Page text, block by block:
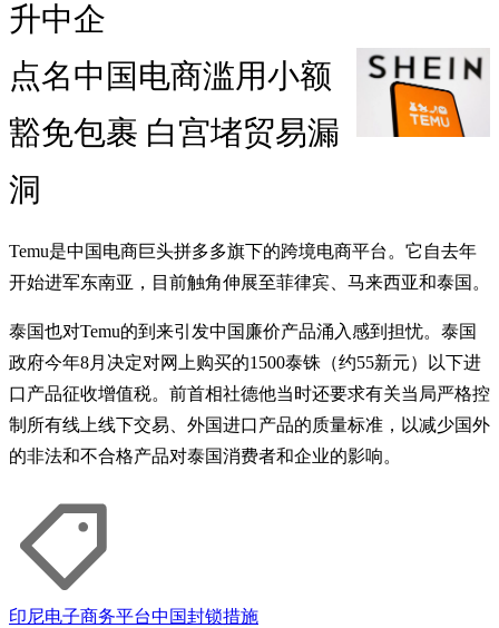
升中企
点名中国电商滥用小额
豁免包裹 白宫堵贸易漏
洞
Temu是中国电商巨头拼多多旗下的跨境电商平台。它自去年
开始进军东南亚，目前触角伸展至菲律宾、马来西亚和泰国。
泰国也对Temu的到来引发中国廉价产品涌入感到担忧。泰国
政府今年8月决定对网上购买的1500泰铢（约55新元）以下进
口产品征收增值税。前首相社德他当时还要求有关当局严格控
制所有线上线下交易、外国进口产品的质量标准，以减少国外
的非法和不合格产品对泰国消费者和企业的影响。
印尼电子商务平台中国封锁措施